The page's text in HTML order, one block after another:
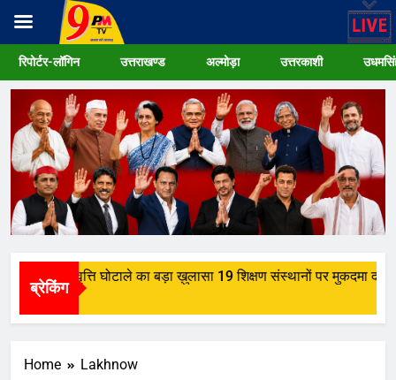
Skip
content
रिपोर्टर-लॉगिन उत्तराखण्ड अल्मोड़ा उत्तरकाशी
ब्रेकिंग
में छात्रवृत्ति घोटाले का बड़ा ख़ुलासा 19 शिक्षण संस्थानों पर मुकदमा दर्ज
Ago
Home Lakhnow